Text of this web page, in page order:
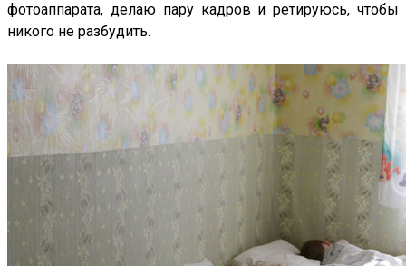
фотоаппарата, делаю пару кадров и ретируюсь, чтобы
никого не разбудить.